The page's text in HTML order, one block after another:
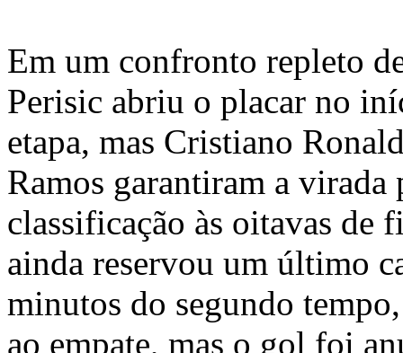
Em um confronto repleto
Perisic abriu o placar no
etapa, mas Cristiano
Ramos garantiram a virada
classificação às oitavas de
ainda reservou um último
minutos do segundo
ao empate, mas o gol foi